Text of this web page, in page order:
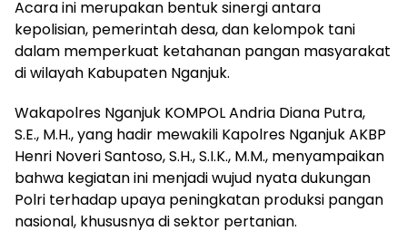
Acara ini merupakan bentuk sinergi antara
kepolisian, pemerintah desa, dan kelompok tani
dalam memperkuat ketahanan pangan masyarakat
di wilayah Kabupaten Nganjuk.
Wakapolres Nganjuk KOMPOL Andria Diana Putra,
S.E., M.H., yang hadir mewakili Kapolres Nganjuk AKBP
Henri Noveri Santoso, S.H., S.I.K., M.M., menyampaikan
bahwa kegiatan ini menjadi wujud nyata dukungan
Polri terhadap upaya peningkatan produksi pangan
nasional, khususnya di sektor pertanian.